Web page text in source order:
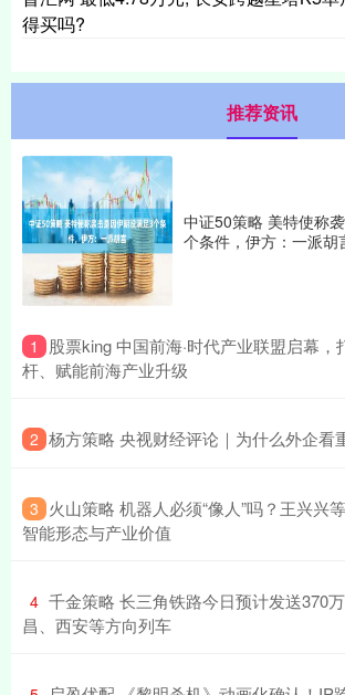
得买吗?
推荐资讯
中证50策略 美特使称
个条件，伊方：一派胡
1
股票king 中国前海·时代产业联盟启幕，
杆、赋能前海产业升级
2 杨方策略 央视财经评论｜为什么外企看
3 火山策略 机器人必须“像人”吗？王兴兴
智能形态与产业价值
4 千金策略 长三角铁路今日预计发送370
昌、西安等方向列车